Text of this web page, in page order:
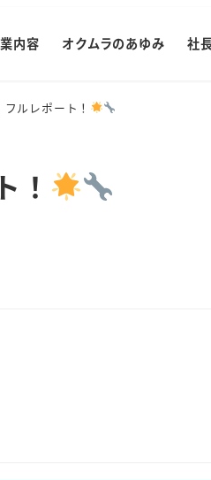
内容 オクムラのあゆみ 社
ルレポート！
！